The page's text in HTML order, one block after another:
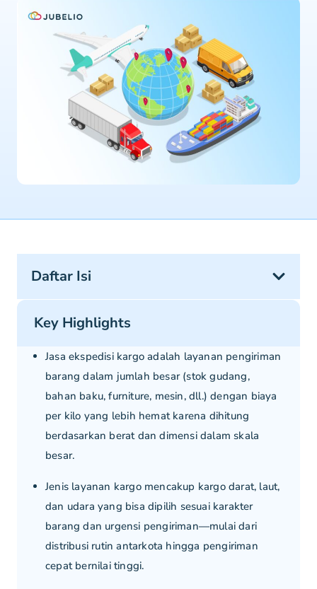
Key Highlights
Jasa ekspedisi kargo adalah layanan pengiriman
barang dalam jumlah besar (stok gudang,
bahan baku, furniture, mesin, dll.) dengan biaya
per kilo yang lebih hemat karena dihitung
berdasarkan berat dan dimensi dalam skala
besar.
Jenis layanan kargo mencakup kargo darat, laut,
dan udara yang bisa dipilih sesuai karakter
barang dan urgensi pengiriman—mulai dari
distribusi rutin antarkota hingga pengiriman
cepat bernilai tinggi.
Daftar Isi